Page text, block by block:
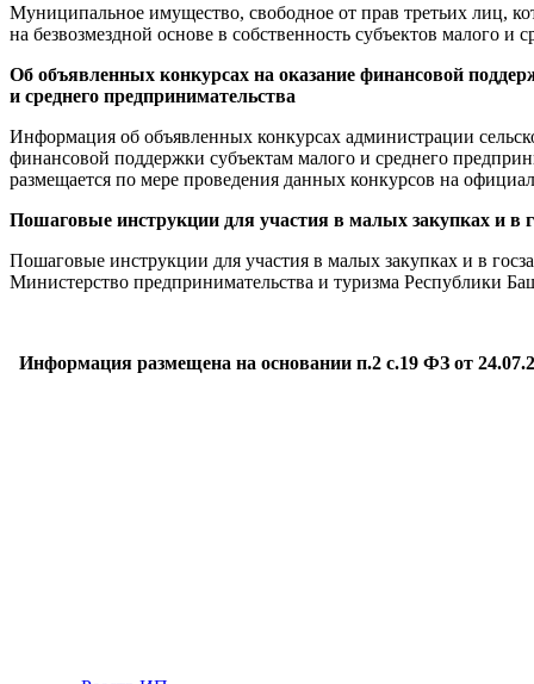
Муниципальное имущество, свободное от прав третьих лиц,
на безвозмездной основе в собственность субъектов малого и
Об объявленных конкурсах на оказание финансовой
и среднего предпринимательства
Информация об объявленных конкурсах администрации
финансовой поддержки субъектам малого и среднего
размещается по мере проведения данных конкурсов на
Пошаговые инструкции для участия в малых закупках и в
Пошаговые инструкции для участия в малых закупках и в
Министерство предпринимательства и туризма Республики
Информация размещена на основании п.2 с.19 ФЗ от